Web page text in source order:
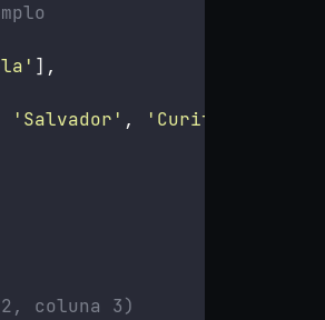
' ],
' Salvador ' , ' Curitiba
coluna 3)